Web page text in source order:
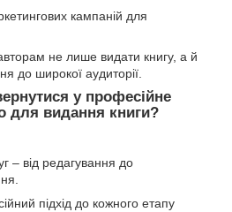
кампаній для
не лише видати книгу, а й
до широкої аудиторії.
у професійне
для видання книги?
– від редагування до
підхід до кожного етапу